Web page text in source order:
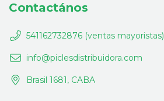
Contactános
541162732876 (ventas mayoristas)
info@piclesdistribuidora.com
Brasil 1681, CABA